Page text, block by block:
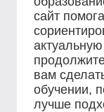
сайт
вам
обучении,
лучше